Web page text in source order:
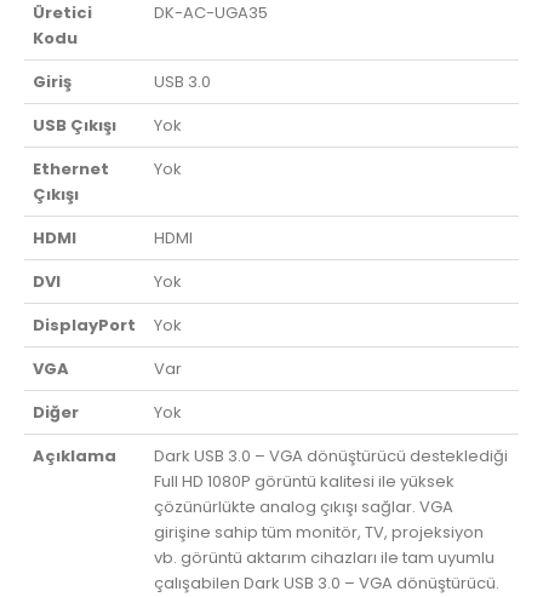
Üretici
Kodu
DK-AC-UGA35
Giriş
USB 3.0
USB Çıkışı
Yok
Ethernet
Çıkışı
Yok
HDMI
HDMI
DVI
Yok
DisplayPort
Yok
VGA
Var
Diğer
Yok
Açıklama
Dark USB 3.0 – VGA dönüştürücü desteklediği
Full HD 1080P görüntü kalitesi ile yüksek
çözünürlükte analog çıkışı sağlar. VGA
girişine sahip tüm monitör, TV, projeksiyon
vb. görüntü aktarım cihazları ile tam uyumlu
çalışabilen Dark USB 3.0 – VGA dönüştürücü.